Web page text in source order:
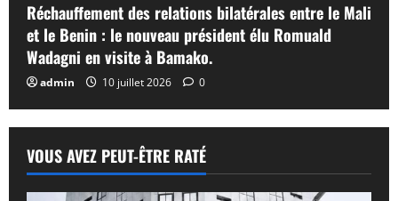
Réchauffement des relations bilatérales entre le Mali
et le Benin : le nouveau président élu Romuald
Wadagni en visite à Bamako.
admin 10 juillet 2026 0
VOUS AVEZ PEUT-ÊTRE RATÉ